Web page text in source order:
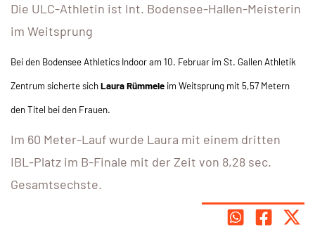
Die ULC-Athletin ist Int. Bodensee-Hallen-Meisterin
im Weitsprung
Bei den Bodensee Athletics Indoor am 10. Februar im St. Gallen Athletik
Zentrum sicherte sichLaura Rümmele im Weitsprung mit 5,57 Metern
den Titel bei den Frauen.
Im 60 Meter-Lauf wurde Laura mit einem dritten
IBL-Platz im B-Finale mit der Zeit von 8,28 sec.
Gesamtsechste.